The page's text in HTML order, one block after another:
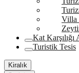
Villa
Kat Karşılığı
Turistik Tesis
Kiralık